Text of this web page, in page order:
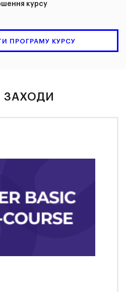
курсу
ПРОГРАМУ КУРСУ
ЗАХОДИ